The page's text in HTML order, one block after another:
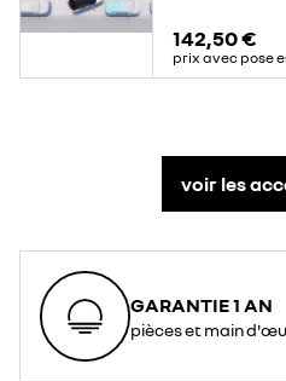
142,50 €
prix avec pose
voir les
GARANTIE 1 AN
pièces et main